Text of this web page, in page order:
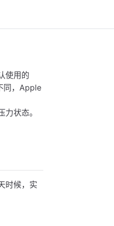
使用的
同，Apple
状态。
时候，实